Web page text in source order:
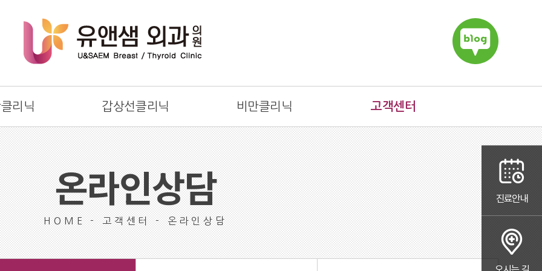
리닉 갑상선클리닉 비만클리닉 고객센터
온라인상담
HOME - 고객센터 - 온라인상담